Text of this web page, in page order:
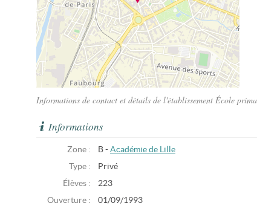
Informations de contact et détails de l'établissement École
Informations
Zone : B - Académie de Lille
Type :
Privé
Élèves :
223
Ouverture :
01/09/1993